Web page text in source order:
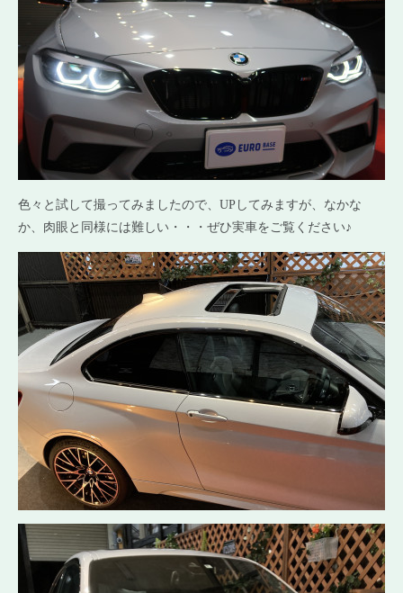
色々と試して撮ってみましたので、UPしてみますが、なかな
か、肉眼と同様には難しい・・・ぜひ実車をご覧ください♪